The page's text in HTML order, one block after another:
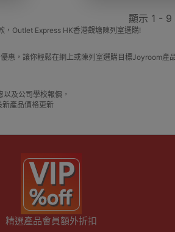
顯示 1 -
Outlet Express HK香港觀塘陳列室選購!
惠，讓你輕鬆在網上或陳列室選購目標Joyroom產
及公司學校報價，
產品價格更新
精選產品會員額外折扣